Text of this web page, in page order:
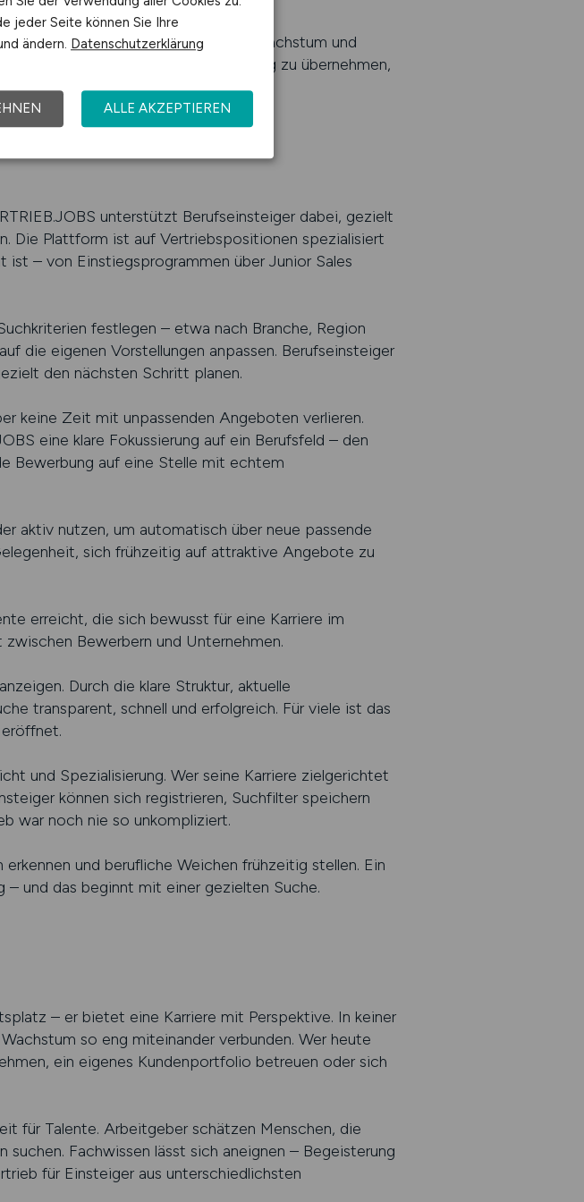
von einem Markt, der auf Wachstum und
– und wer bereit ist, Verantwortung zu übernehmen,
unterstützt Berufseinsteiger dabei, gezielt
Die Plattform ist auf Vertriebspositionen spezialisiert
– von Einstiegsprogrammen über Junior Sales
festlegen – etwa nach Branche, Region
die eigenen Vorstellungen anpassen. Berufseinsteiger
den nächsten Schritt planen.
keine Zeit mit unpassenden Angeboten verlieren.
eine klare Fokussierung auf ein Berufsfeld – den
Bewerbung auf eine Stelle mit echtem
aktiv nutzen, um automatisch über neue passende
sich frühzeitig auf attraktive Angebote zu
erreicht, die sich bewusst für eine Karriere im
Bewerbern und Unternehmen.
Durch die klare Struktur, aktuelle
transparent, schnell und erfolgreich. Für viele ist das
und Spezialisierung. Wer seine Karriere zielgerichtet
können sich registrieren, Suchfilter speichern
war noch nie so unkompliziert.
und berufliche Weichen frühzeitig stellen. Ein
und das beginnt mit einer gezielten Suche.
– er bietet eine Karriere mit Perspektive. In keiner
so eng miteinander verbunden. Wer heute
ein eigenes Kundenportfolio betreuen oder sich
für Talente. Arbeitgeber schätzen Menschen, die
Fachwissen lässt sich aneignen – Begeisterung
für Einsteiger aus unterschiedlichsten
jeder Seite können Sie Ihre
ändern. Datenschutzerklärung
ALLE AKZEPTIEREN